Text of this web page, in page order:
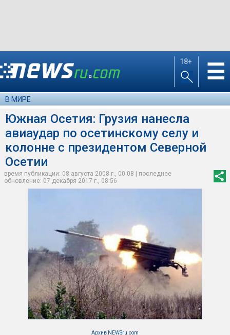
18+ ☰
В МИРЕ
Южная Осетия: Грузия нанесла
авиаудар по осетинскому селу и
колонне с президентом Северной
Осетии
время публикации: 08 августа 2008 г., 00:08 | последнее
обновление: 07 декабря 2017 г., 08:56
Архив NEWSru.com